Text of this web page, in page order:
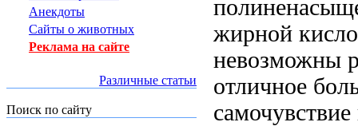
Анекдоты
Сайты о животных
Реклама на сайте
Различные статьи
Поиск по сайту
жирной
невозможны
отличное